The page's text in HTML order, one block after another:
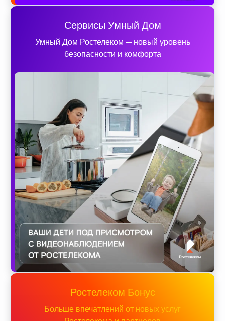
Сервисы Умный Дом
Умный Дом Ростелеком — новый уровень
безопасности и комфорта
Ростелеком Бонус
Больше впечатлений от новых услуг